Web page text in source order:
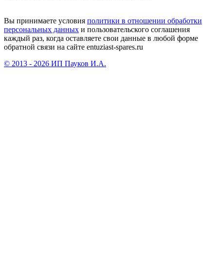
Вы принимаете условия политики в отношении обработки
персональных данных и пользовательского соглашения
каждый раз, когда оставляете свои данные в любой форме
обратной связи на сайте entuziast-spares.ru
© 2013 - 2026 ИП Пауков И.А.